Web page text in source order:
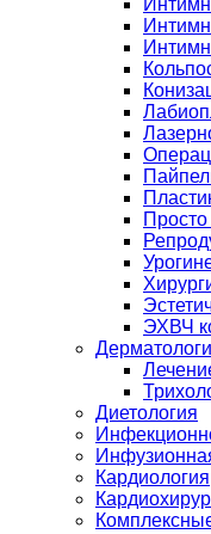
ЭХВЧ
Диетология
Кардиология